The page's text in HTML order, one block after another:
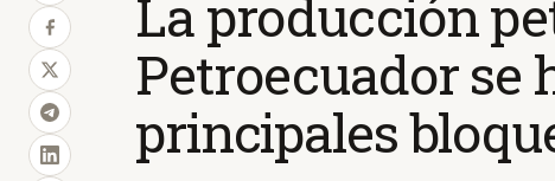
La producción
Petroecuador se
principales